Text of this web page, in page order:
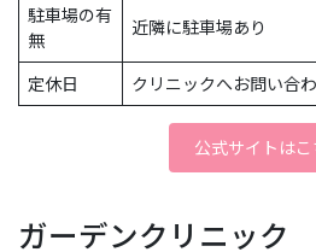
駐車場の有
無
近隣に駐車場あり
定休日 クリニックへお問い合
公式サイトはこ
ガーデンクリニック